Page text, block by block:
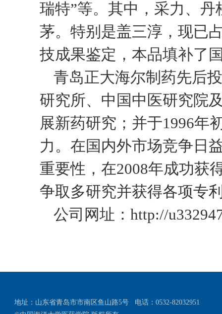
瑞特”等。其中，采力、
茅。特别是盖三淳，现已
技成果鉴定，本品填补了
青岛正大海尔制药先后
研究所、中国中医研究院
展新药研究；并于1996年
力。在国内外市场竞争日
重要性，在2008年成功获
争取多研究并获得各项专
公司网址： http://
地址：山东省青岛市市南区鱼山路5号
电话：0532-82032951